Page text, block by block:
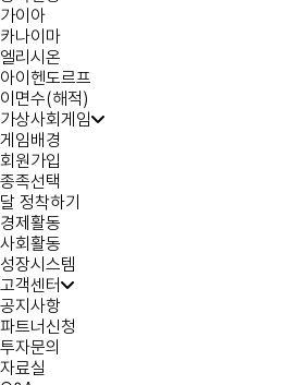
가이아
카나이마
엘리시온
아이헨도르프
이면수(해적)
가상사회게임
게임배경
회원가입
종족선택
달 정착하기
경제활동
사회활동
성장시스템
고객센터
공지사항
파트너신청
투자문의
자료실